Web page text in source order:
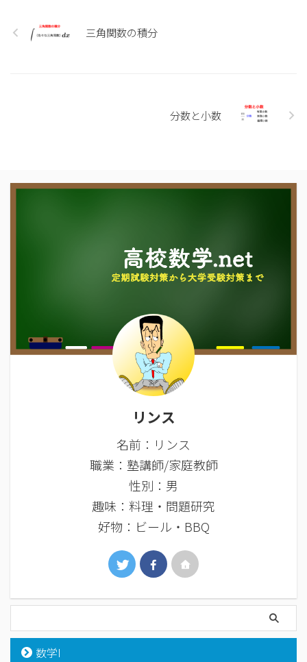
三角関数の積分
分数と小数
リンス
名前：リンス
職業：塾講師/家庭教師
性別：男
趣味：料理・問題研究
好物：ビール・BBQ
数学I